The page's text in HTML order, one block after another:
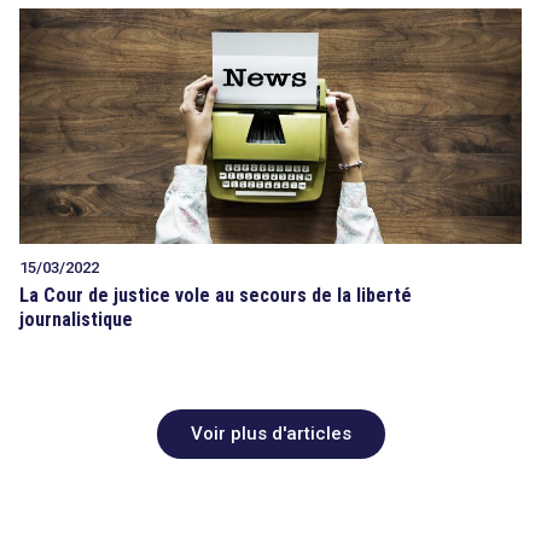
15/03/2022
La Cour de justice vole au secours de la liberté
journalistique
Voir plus d'articles